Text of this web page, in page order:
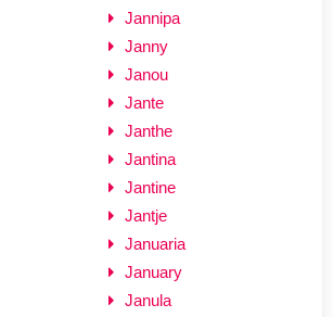
Jannipa
Janny
Janou
Jante
Janthe
Jantina
Jantine
Jantje
Januaria
January
Janula